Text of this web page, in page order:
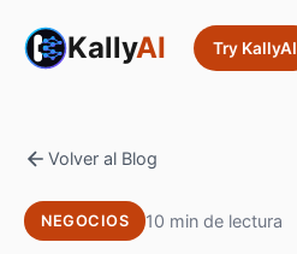
KallyAI Try KallyAI
Volver al Blog
NEGOCIOS 10 min de lectura